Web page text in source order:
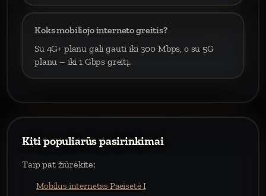
Koks mobiliojo interneto greitis?
Su 4G+ planu gali gauti iki 300 Mbps, o su 5G
planu – iki 1 Gbps greitį.
Kiti populiarūs pasirinkimai
Taip pat žiūrėkite:
Mobilus internetas Paeisetė I